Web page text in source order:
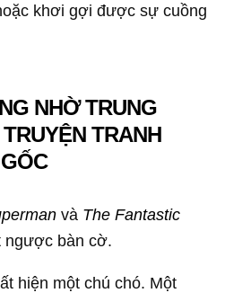
khơi gợi được sự cuồng
NHỜ TRUNG
TRANH
GỐC
và The Fantastic
ngược bàn cờ.
hiện một chú chó. Một